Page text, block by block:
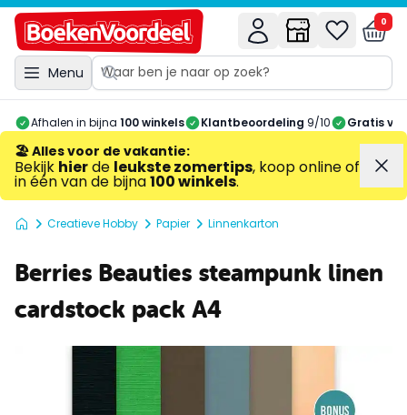
Menu
0
Afhalen in bijna 100 winkels Klantbeoordeling 9/10 Gratis
🏖️ Alles voor de vakantie:
Bekijk hierde leukste zomertips, koop online of
in één van de bijna100 winkels.
Creatieve Hobby Papier Linnenkarton
Berries Beauties steampunk linen
cardstock pack A4